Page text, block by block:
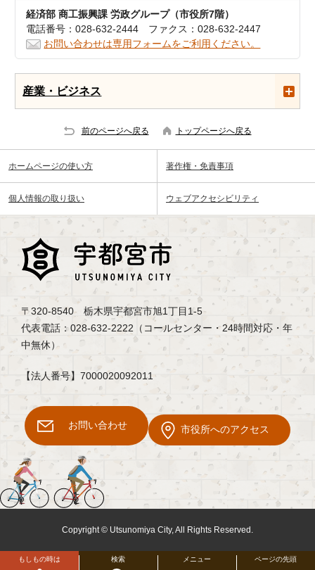
経済部 商工振興課 労政グループ（市役所7階）
電話番号：028-632-2444 ファクス：028-632-2447
お問い合わせは専用フォームをご利用ください。
産業・ビジネス
前のページへ戻る トップページへ戻る
検索
もしもの時は メニュー ページの先頭
ホームページの使い方 著作権・免責事項
個人情報の取り扱い ウェブアクセシビリティ
〒320-8540 栃木県宇都宮市旭1丁目1-5
代表電話：028-632-2222（コールセンター・24時間対応・年
中無休）
【法人番号】7000020092011
お問い合わせ 市役所へのアクセス
Copyright © Utsunomiya City, All Rights Reserved.